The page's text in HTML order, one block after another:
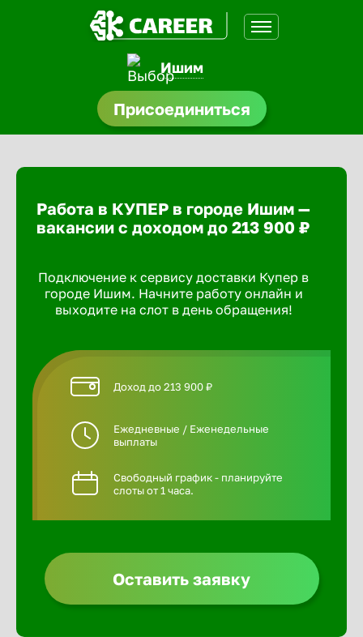
Ишим
Присоединиться
Работа в КУПЕР в городе Ишим —
вакансии с доходом до 213 900 ₽
Подключение к сервису доставки Купер в
городе Ишим. Начните работу онлайн и
выходите на слот в день обращения!
Доход до 213 900 ₽
Ежедневные / Еженедельные
выплаты
Свободный график - планируйте
слоты от 1 часа.
Оставить заявку